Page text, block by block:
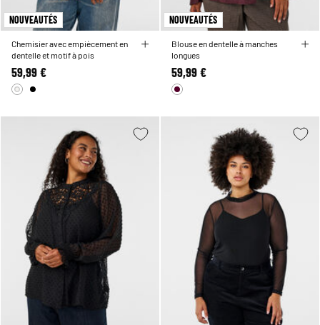
NOUVEAUTÉS
Chemisier avec empiècement en
dentelle et motif à pois
59,99 €
NOUVEAUTÉS
Blouse en dentelle à manches
longues
59,99 €